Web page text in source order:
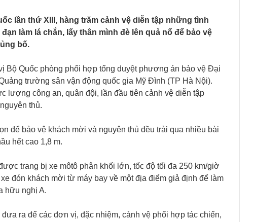
lần thứ XIII, hàng trăm cảnh vệ diễn tập những tình
làm lá chắn, lấy thân mình đè lên quả nổ để bảo vệ
bố.
Bộ Quốc phòng phối hợp tổng duyệt phương án bảo vệ Đại
trường sân vận động quốc gia Mỹ Đình (TP Hà Nội).
lượng công an, quân đội, lần đầu tiên cảnh vệ diễn tập
thủ.
để bảo vệ khách mời và nguyên thủ đều trải qua nhiều bài
hết cao 1,8 m.
trang bị xe môtô phân khối lớn, tốc độ tối đa 250 km/giờ
đón khách mời từ máy bay về một địa điểm giả định để làm
hữu nghị A.
ra để các đơn vị, đặc nhiệm, cảnh vệ phối hợp tác chiến,